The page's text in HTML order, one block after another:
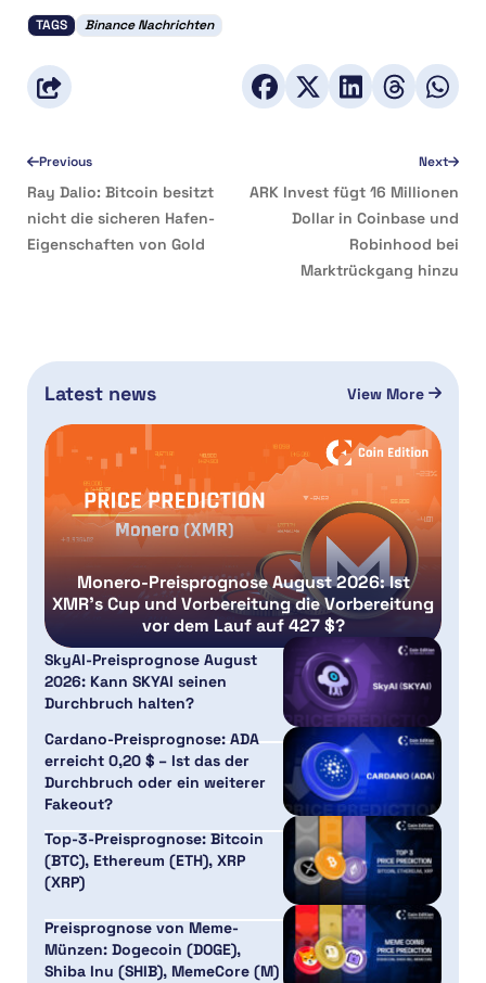
TAGS Binance Nachrichten
Previous
Ray Dalio: Bitcoin besitzt
nicht die sicheren Hafen-
Eigenschaften von Gold
Next
ARK Invest fügt 16 Millionen
Dollar in Coinbase und
Robinhood bei
Marktrückgang hinzu
Latest news View More
Monero-Preisprognose August 2026: Ist
XMR’s Cup und Vorbereitung die Vorbereitung
vor dem Lauf auf 427 $?
SkyAI-Preisprognose August
2026: Kann SKYAI seinen
Durchbruch halten?
Cardano-Preisprognose: ADA
erreicht 0,20 $ – Ist das der
Durchbruch oder ein weiterer
Fakeout?
Top-3-Preisprognose: Bitcoin
(BTC), Ethereum (ETH), XRP
(XRP)
Preisprognose von Meme-
Münzen: Dogecoin (DOGE),
Shiba Inu (SHIB), MemeCore (M)